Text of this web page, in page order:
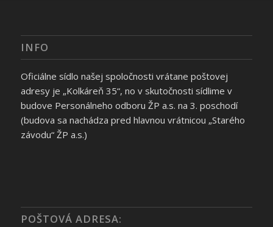
INFO
Oficiálne sídlo našej spoločnosti vrátane poštovej
adresy je „Kolkáreň 35“, no v skutočnosti sídlime v
budove Personálneho odboru ŽP a.s. na 3. poschodí
(budova sa nachádza pred hlavnou vrátnicou „Starého
závodu“ ŽP a.s.)
POŠTOVÁ ADRESA: